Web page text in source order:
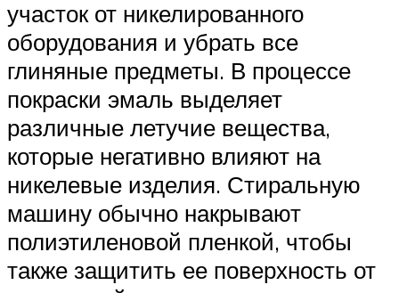
участок от никелированного
оборудования и убрать все
глиняные предметы. В процессе
покраски эмаль выделяет
различные летучие вещества,
которые негативно влияют на
никелевые изделия. Стиральную
машину обычно накрывают
полиэтиленовой пленкой, чтобы
также защитить ее поверхность от